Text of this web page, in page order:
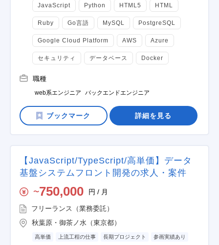
JavaScript Python HTML5 HTML
Ruby Go言語 MySQL PostgreSQL
Google Cloud Platform AWS Azure
セキュリティ データベース Docker
職種
web系エンジニア バックエンドエンジニア
詳細を見る
【JavaScript/TypeScript/高単価】データ
基盤システムフロント開発の求人・案件
〜750,000 円 / 月
フリーランス（業務委託）
秋葉原・御茶ノ水（東京都）
高単価 上流工程の仕事 長期プロジェクト 参画実績あり